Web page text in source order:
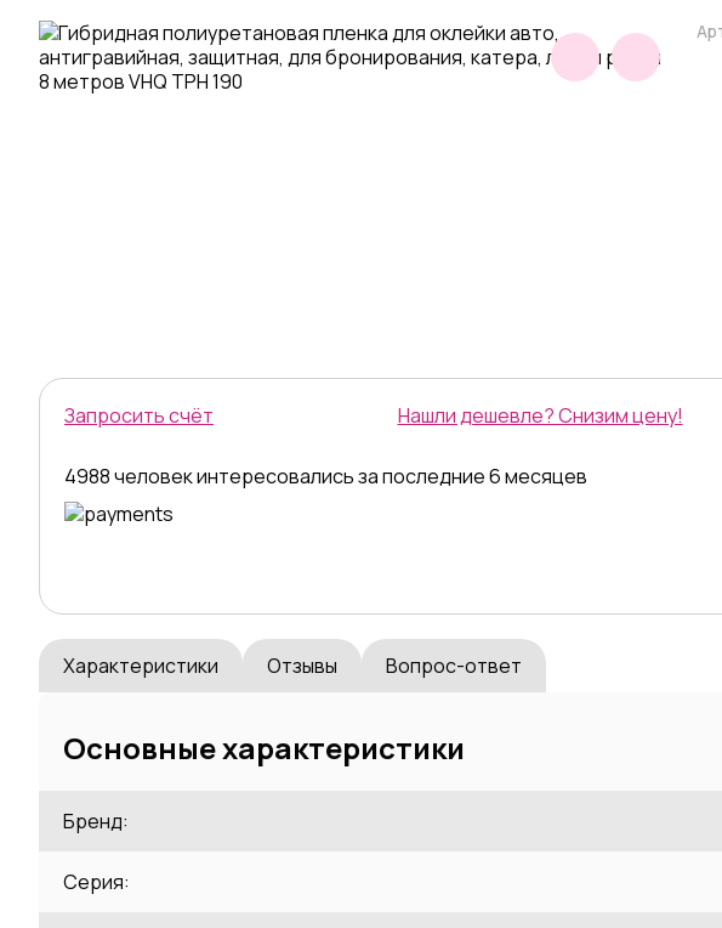
Запросить счёт Нашли дешевле? Снизим цену!
4988 человек интересовались за последние 6 месяцев
Характеристики Отзывы Вопрос-ответ
Основные характеристики
Бренд:
Серия: